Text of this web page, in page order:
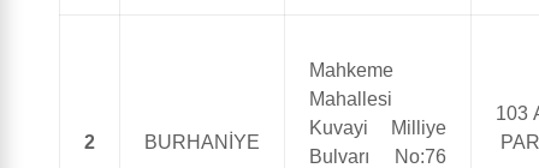
2 BURHANİYE
Mahkeme
Mahallesi
Kuvayi Milliye
Bulvarı No:76
103